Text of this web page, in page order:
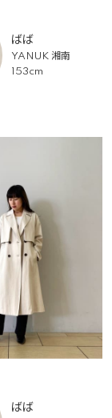
ばば
YANUK 湘南
153cm
ばば